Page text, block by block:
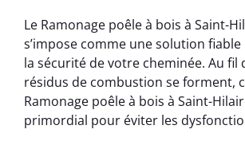
Le Ramonage poêle à bois à Saint-
s’impose comme une solution
la sécurité de votre cheminée. Au fil
résidus de combustion se forment,
Ramonage poêle à bois à Saint-
primordial pour éviter les